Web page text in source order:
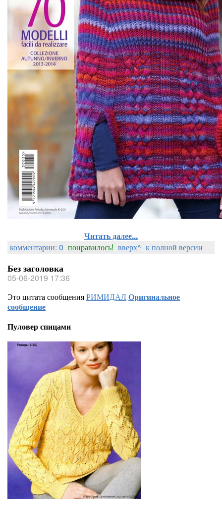
Читать далее...
комментарии: 0 понравилось! вверх^ к полной версии
Без заголовка
05-06-2019 17:36
Это цитата сообщенияРИМИДАЛОригинальное
сообщение
Пуловер спицами